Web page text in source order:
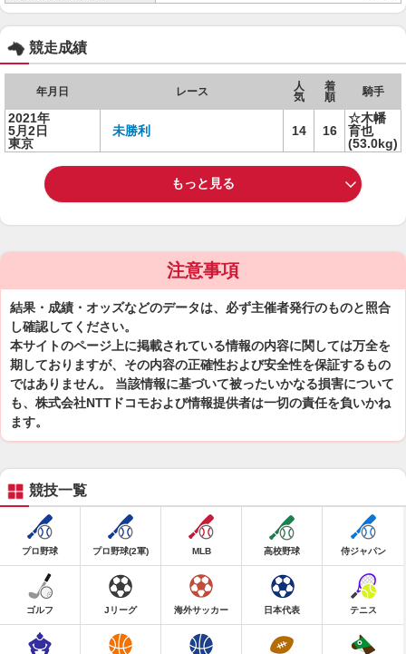
競走成績
年月日 レース
人
気
着
順
騎手
2021年
5月2日
東京
未勝利 14 16
☆木幡
育也
(53.0kg)
もっと見る
注意事項
結果・成績・オッズなどのデータは、必ず主催者発行のものと照合
し確認してください。
本サイトのページ上に掲載されている情報の内容に関しては万全を
期しておりますが、その内容の正確性および安全性を保証するもの
ではありません。 当該情報に基づいて被ったいかなる損害について
も、株式会社NTTドコモおよび情報提供者は一切の責任を負いかね
ます。
競技一覧
プロ野球 プロ野球(2軍) MLB 高校野球 侍ジャパン
ゴルフ Jリーグ 海外サッカー 日本代表 テニス